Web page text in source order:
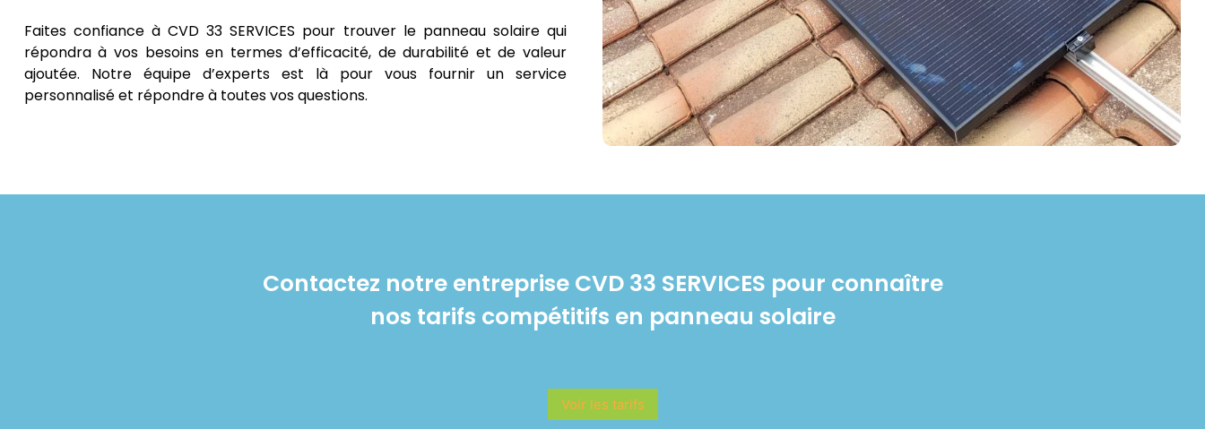
Faites confiance à CVD 33 SERVICES pour trouver le panneau solaire qui
répondra à vos besoins en termes d’efficacité, de durabilité et de valeur
ajoutée. Notre équipe d’experts est là pour vous fournir un service
personnalisé et répondre à toutes vos questions.
Contactez notre entreprise CVD 33 SERVICES pour connaître
nos tarifs compétitifs en panneau solaire
Voir les tarifs